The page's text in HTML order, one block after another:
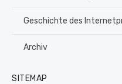
Geschichte des
Archiv
SITEMAP